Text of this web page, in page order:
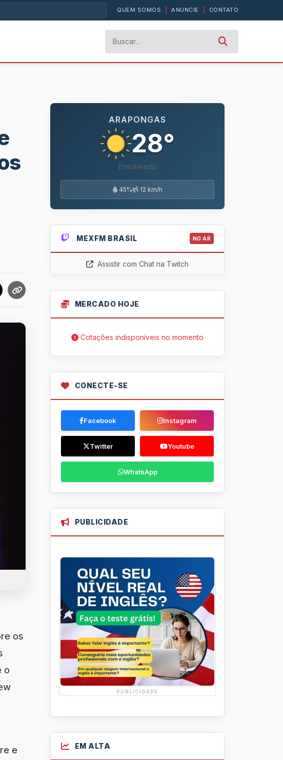
QUEM SOMOS ANUNCIE CONTATO
os
o
e
ARAPONGAS
28°
Ensolarado
45% 12 km/h
MEXFM BRASIL NO AR
Assistir com Chat na Twitch
MERCADO HOJE
Cotações indisponíveis no momento
CONECTE-SE
Facebook Instagram
Twitter Youtube
WhatsApp
PUBLICIDADE
PUBLICIDADE
EM ALTA